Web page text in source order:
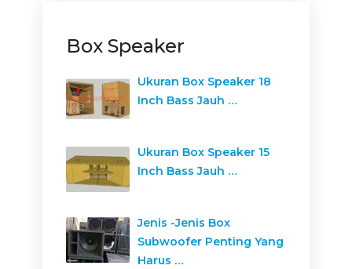
Box Speaker
Ukuran Box Speaker 18
Inch Bass Jauh …
Ukuran Box Speaker 15
Inch Bass Jauh …
Jenis -Jenis Box
Subwoofer Penting Yang
Harus …